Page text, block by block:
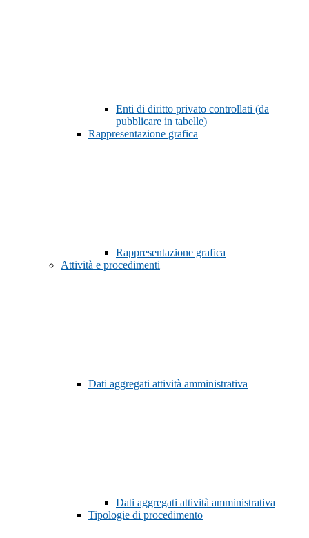
Enti di diritto privato controllati (da
pubblicare in tabelle)
Rappresentazione grafica
Rappresentazione grafica
Attività e procedimenti
Dati aggregati attività amministrativa
Dati aggregati attività amministrativa
Tipologie di procedimento